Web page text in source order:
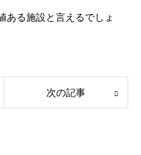
ある施設と言えるでしょ
次の記事